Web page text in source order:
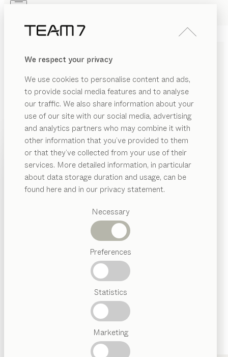
We respect your privacy
We use cookies to personalise content and ads,
to provide social media features and to analyse
our traffic. We also share information about your
use of our site with our social media, advertising
and analytics partners who may combine it with
other information that you’ve provided to them
or that they’ve collected from your use of their
services. More detailed information, in particular
about data storage duration and usage, can be
found here and in our privacy statement.
Necessary
Preferences
Statistics
Marketing
PRODUKTE
INSPIRATION
HÄNDLER
Vorgeschlagene
Kategorien
Österreichisches
Handwerk
PRODUKTE
INSPIRATION
ÜBER UNS
floatNACHTTISCH
von Kai Stania
Der float Nachttisch ist in seinem Design bis ins Detail
auf das gleichnamige Bett abgestimmt: exakte Linien,
sanfte Rundungen, schlicht mit liebevollen
handwerklichen Details und variantenreich in der
individuellen Gestaltung.
HÄNDLER FINDEN
Wenn nicht anders angeführt, werden alle
Holzoberflächen mit reinem Naturöl veredelt.